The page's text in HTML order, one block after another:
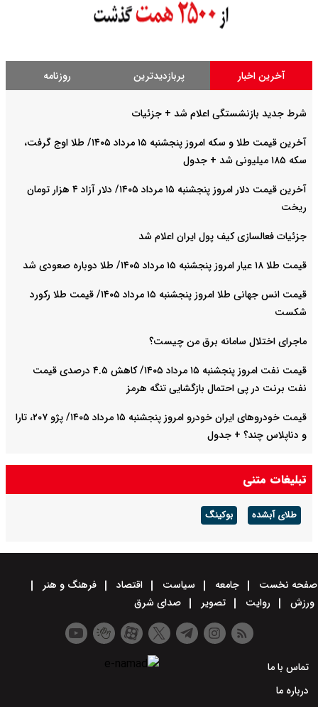
آخرین اخبار پربازدیدترین روزنامه
شرط جدید بازنشستگی اعلام شد + جزئیات
آخرین قیمت طلا و سکه امروز پنجشنبه ۱۵ مرداد ۱۴۰۵/ طلا اوج گرفت،
سکه ۱۸۵ میلیونی شد + جدول
آخرین قیمت دلار امروز پنجشنبه ۱۵ مرداد ۱۴۰۵/ دلار آزاد ۴ هزار تومان
ریخت
جزئیات فعالسازی کیف پول ایران اعلام شد
قیمت طلا ۱۸ عیار امروز پنجشنبه ۱۵ مرداد ۱۴۰۵/ طلا دوباره صعودی شد
قیمت انس جهانی طلا امروز پنجشنبه ۱۵ مرداد ۱۴۰۵/ قیمت طلا رکورد
شکست
ماجرای اختلال سامانه برق من چیست؟
قیمت نفت امروز پنجشنبه ۱۵ مرداد ۱۴۰۵/ کاهش ۴.۵ درصدی قیمت
نفت برنت در پی احتمال بازگشایی تنگه هرمز
قیمت خودرو‌های ایران خودرو امروز پنجشنبه ۱۵ مرداد ۱۴۰۵/ پژو ۲۰۷، تارا
و دناپلاس چند؟ + جدول
قیمت خودرو‌های سایپا امروز پنجشنبه ۱۵ مرداد ۱۴۰۵/ شاهین، کوییک و
ساینا چند قیمت خورد؟+ جدول
تبلیغات متنی
طلای آبشده بوکینگ
صفحه نخست جامعه سیاست اقتصاد
فرهنگ و هنر
ورزش
روایت تصویر صدای شرق
تماس با ما
درباره ما